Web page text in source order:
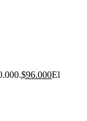
$96.000El